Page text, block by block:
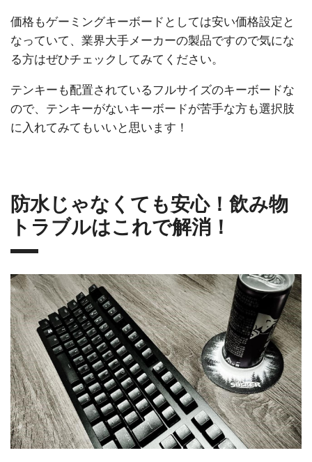
価格もゲーミングキーボードとしては安い価格設定と
なっていて、業界大手メーカーの製品ですので気にな
る方はぜひチェックしてみてください。
テンキーも配置されているフルサイズのキーボードな
ので、テンキーがないキーボードが苦手な方も選択肢
に入れてみてもいいと思います！
防水じゃなくても安心！飲み物
トラブルはこれで解消！